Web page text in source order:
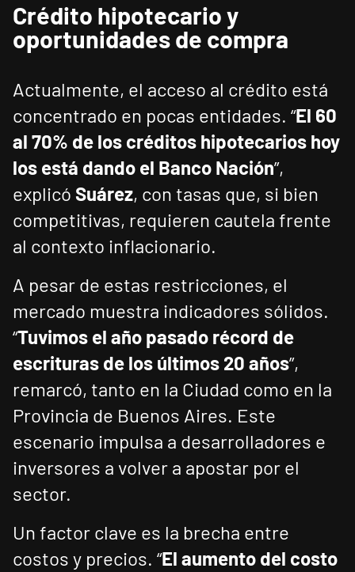
Crédito hipotecario y
oportunidades de compra
Actualmente, el acceso al crédito está
concentrado en pocas entidades. “El 60
al 70% de los créditos hipotecarios hoy
los está dando el Banco Nación”,
explicó Suárez, con tasas que, si bien
competitivas, requieren cautela frente
al contexto inflacionario.
A pesar de estas restricciones, el
mercado muestra indicadores sólidos.
“Tuvimos el año pasado récord de
escrituras de los últimos 20 años”,
remarcó, tanto en la Ciudad como en la
Provincia de Buenos Aires. Este
escenario impulsa a desarrolladores e
inversores a volver a apostar por el
sector.
Un factor clave es la brecha entre
costos y precios. “El aumento del costo